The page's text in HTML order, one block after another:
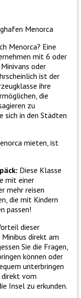
Menorca? Eine
mit 6 oder
oder
ist der
ihre
die
zu
sich in den Städten
mieten, ist
Diese Klasse
mit einer
mehr reisen
die mit Kindern
passen!
dieser
direkt am
Sie die Fragen,
können oder
unterbringen
direkt vom
Insel zu erkunden.